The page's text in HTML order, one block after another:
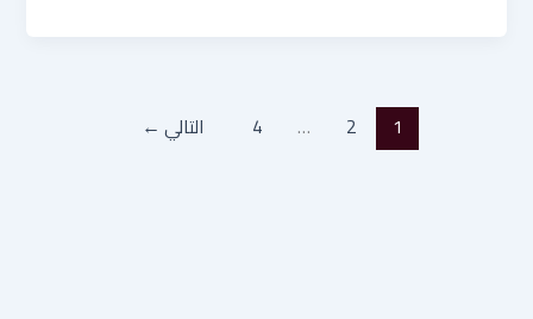
1
2
…
4 التالي ←